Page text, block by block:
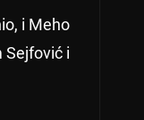
i Meho
Sejfović i